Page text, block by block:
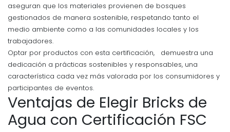
aseguran que los materiales provienen de bosques
gestionados de manera sostenible, respetando tanto el
medio ambiente como a las comunidades locales y los
trabajadores.
Optar por productos con esta certificación, demuestra una
dedicación a prácticas sostenibles y responsables, una
característica cada vez más valorada por los consumidores y
participantes de eventos.
Ventajas de Elegir Bricks de
Agua con Certificación FSC